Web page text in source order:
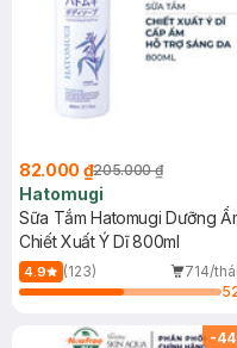
82.000 ₫205.000 ₫
Hatomugi
Sữa Tắm Hatomugi Dưỡng
Chiết Xuất Ý Dĩ 800ml
4.9 (123)
714/
-44